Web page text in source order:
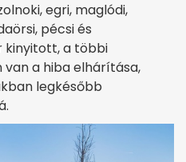
egri, maglódi,
pécsi és
kinyitott, a többi
a hiba elhárítása,
legkésőbb